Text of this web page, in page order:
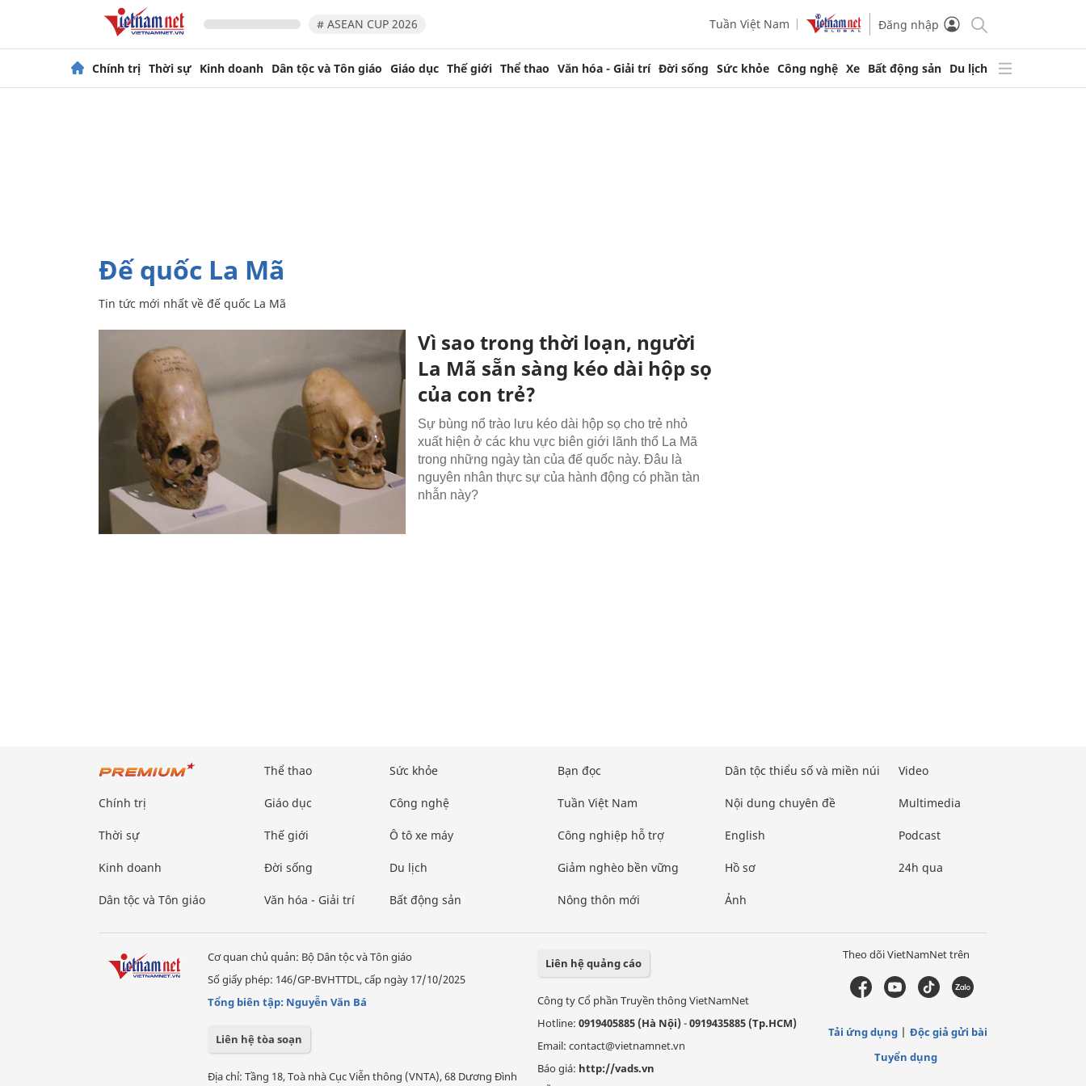
# ASEAN CUP 2026 Tuần Việt Nam Đăng nhập
Chính trị Thời sự Kinh doanh Dân tộc và Tôn giáo Giáo dục Thế giới Thể thao Văn hóa - Giải trí Đời sống Sức khỏe Công nghệ Xe Bất động sản Du lịch
đế quốc La Mã
Tin tức mới nhất về đế quốc La Mã
Vì sao trong thời loạn, người
La Mã sẵn sàng kéo dài hộp sọ
của con trẻ?
Sự bùng nổ trào lưu kéo dài hộp sọ cho trẻ nhỏ
xuất hiện ở các khu vực biên giới lãnh thổ La Mã
trong những ngày tàn của đế quốc này. Đâu là
nguyên nhân thực sự của hành động có phần tàn
nhẫn này?
Chính trị
Thời sự
Kinh doanh
Dân tộc và Tôn giáo
Thể thao
Giáo dục
Thế giới
Đời sống
Văn hóa - Giải trí
Sức khỏe
Công nghệ
Ô tô xe máy
Du lịch
Bất động sản
Bạn đọc
Tuần Việt Nam
Công nghiệp hỗ trợ
Giảm nghèo bền vững
Nông thôn mới
Dân tộc thiểu số và miền núi
Nội dung chuyên đề
English
Hồ sơ
Ảnh
Video
Multimedia
Podcast
24h qua
Cơ quan chủ quản: Bộ Dân tộc và Tôn giáo
Số giấy phép: 146/GP-BVHTTDL, cấp ngày 17/10/2025
Tổng biên tập: Nguyễn Văn Bá
Liên hệ tòa soạn
Địa chỉ: Tầng 18, Toà nhà Cục Viễn thông (VNTA), 68 Dương Đình
Liên hệ quảng cáo
Công ty Cổ phần Truyền thông VietNamNet
Hotline: 0919405885 (Hà Nội)-0919435885 (Tp.HCM)
Email: contact@vietnamnet.vn
Báo giá: http://vads.vn
Theo dõi VietNamNet trên
Tải ứng dụng
Độc giả gửi bài
Tuyển dụng